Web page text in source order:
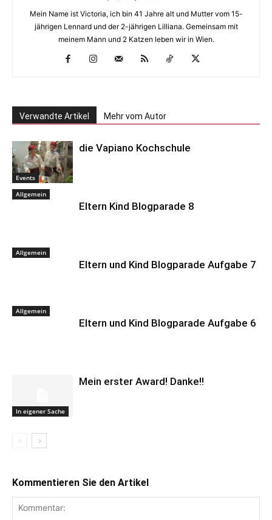
Mein Name ist Victoria, ich bin 41 Jahre alt und Mutter vom 15-
jährigen Lennard und der 2-jährigen Lilliana. Gemeinsam mit
meinem Mann und 2 Katzen leben wir in Wien.
Verwandte Artikel Mehr vom Autor
Events
die Vapiano Kochschule
Allgemein
Eltern Kind Blogparade 8
Allgemein
Eltern und Kind Blogparade Aufgabe 7
Allgemein
Eltern und Kind Blogparade Aufgabe 6
In eigener Sache
Mein erster Award! Danke!!
Kommentieren Sie den Artikel